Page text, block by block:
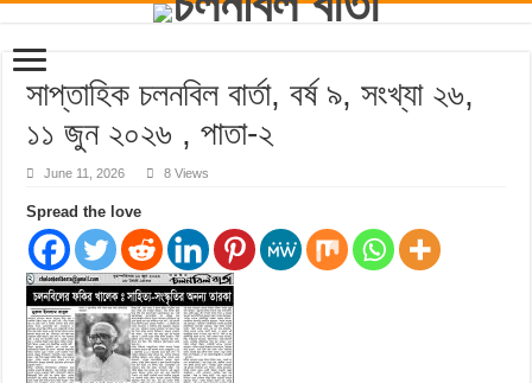
সাপ্তাহিক চলনবিল বার্তা, বর্ষ ৯, সংখ্যা ২৬,
১১ জুন ২০২৬ , পাতা-২
June 11, 2026 8 Views
Spread the love